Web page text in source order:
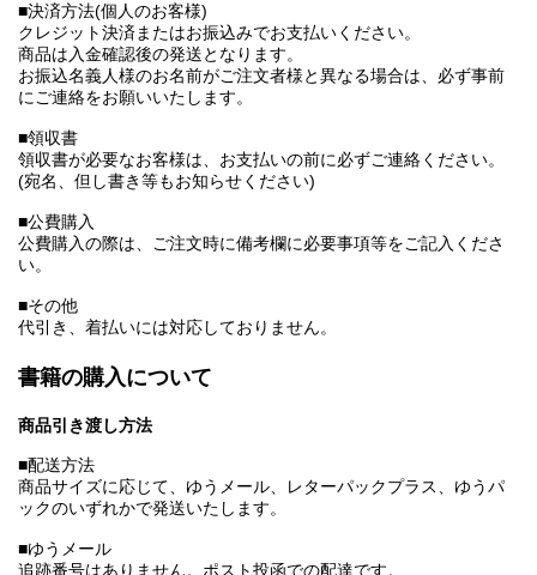
■決済方法(個人のお客様)
クレジット決済またはお振込みでお支払いください。
商品は入金確認後の発送となります。
お振込名義人様のお名前がご注文者様と異なる場合は、必ず事前
にご連絡をお願いいたします。
■領収書
領収書が必要なお客様は、お支払いの前に必ずご連絡ください。
(宛名、但し書き等もお知らせください)
■公費購入
公費購入の際は、ご注文時に備考欄に必要事項等をご記入くださ
い。
■その他
代引き、着払いには対応しておりません。
書籍の購入について
商品引き渡し方法
■配送方法
商品サイズに応じて、ゆうメール、レターパックプラス、ゆうパ
ックのいずれかで発送いたします。
■ゆうメール
追跡番号はありません。ポスト投函での配達です。